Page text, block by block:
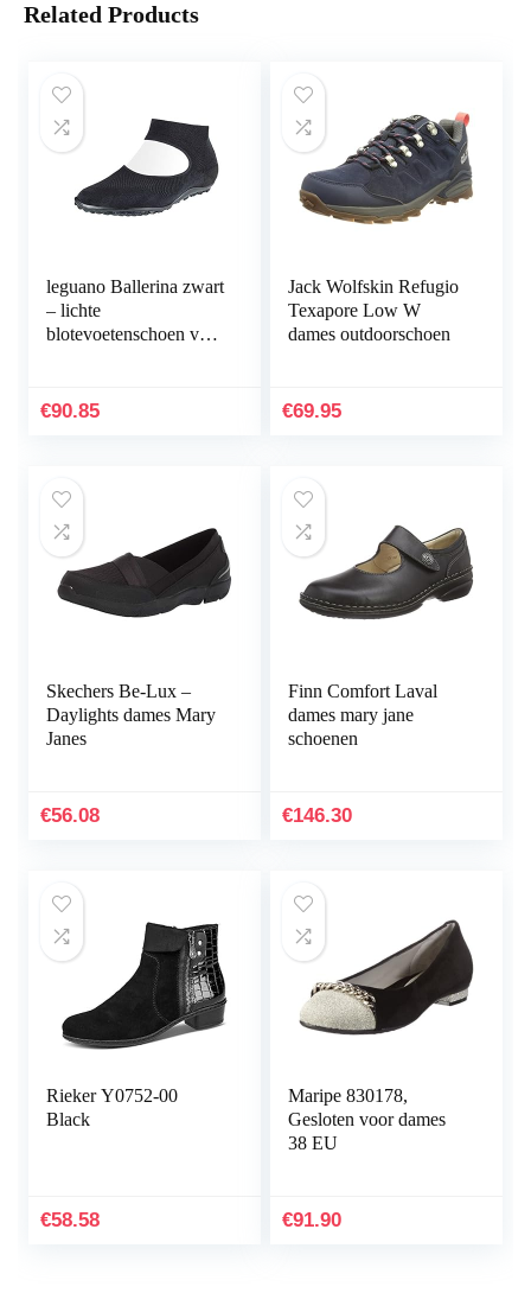
Related Products
leguano Ballerina zwart
– lichte
blotevoetenschoen voor
€90.85
Jack Wolfskin Refugio
Texapore Low W
dames outdoorschoen
€69.95
Skechers Be-Lux –
Daylights dames Mary
Janes
€56.08
Finn Comfort Laval
dames mary jane
schoenen
€146.30
Rieker Y0752-00
Black
€58.58
Maripe 830178,
Gesloten voor dames
38 EU
€91.90